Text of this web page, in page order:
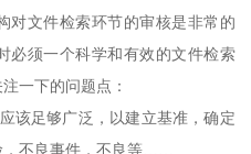
对文件检索环节的审核是非常的
必须一个科学和有效的文件检索
一下的问题点：
该足够广泛，以建立基准，确定
，不良事件，不良等……